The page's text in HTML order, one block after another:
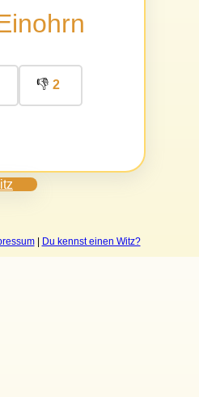
👎 2
| Du kennst einen Witz?